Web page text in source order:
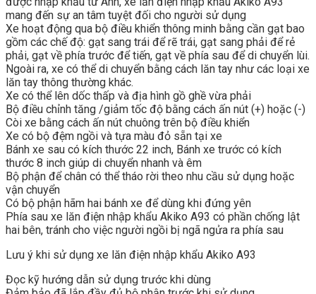
mang đến sự an tâm tuyệt đối cho người sử dụng
Xe hoạt động qua bộ điều khiển thông minh bằng cần gạt bao
gồm các chế độ: gạt sang trái để rẽ trái, gạt sang phải để rẻ
phải, gạt về phía trước để tiến, gạt về phía sau để di chuyển lùi.
Ngoài ra, xe có thể di chuyển bằng cách lăn tay như các loại xe
lăn tay thông thường khác.
Xe có thể lên dốc thấp và địa hình gồ ghề vừa phải
Bộ điều chỉnh tăng /giảm tốc độ bằng cách ấn nút (+) hoặc (-)
Còi xe bằng cách ấn nút chuông trên bộ điều khiển
Xe có bộ đệm ngồi và tựa màu đỏ sẵn tại xe
Bánh xe sau có kích thước 22 inch, Bánh xe trước có kích
thước 8 inch giúp di chuyển nhanh và êm
Bộ phận để chân có thể tháo rời theo nhu cầu sử dụng hoặc
vận chuyển
Có bộ phận hãm hai bánh xe để dùng khi đứng yên
Phía sau xe lăn điện nhập khẩu Akiko A93 có phần chống lật
hai bên, tránh cho việc người ngồi bị ngã ngửa ra phía sau
Lưu ý khi sử dụng xe lăn điện nhập khẩu Akiko A93
Đọc kỹ hướng dẫn sử dụng trước khi dùng